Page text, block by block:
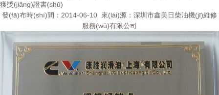
獲獎(jiǎng)證書(shū)
發(fā)布時(shí)間：2014-06-10 來(lái)源： 深圳市鑫美日柴油機(jī)維修
服務(wù)有限公司